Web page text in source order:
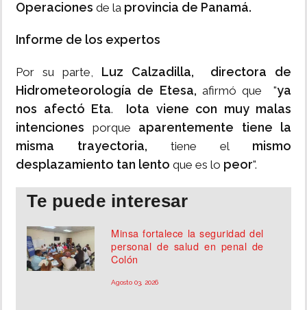
Operaciones de la provincia de Panamá.
Informe de los expertos
Por su parte, Luz Calzadilla, directora de
Hidrometeorología de Etesa, afirmó que "ya
nos afectó Eta. Iota viene con muy malas
intenciones porque aparentemente tiene la
misma trayectoria, tiene el mismo
desplazamiento tan lento que es lo peor".
Te puede interesar
Minsa fortalece la seguridad del
personal de salud en penal de
Colón
Agosto 03, 2026